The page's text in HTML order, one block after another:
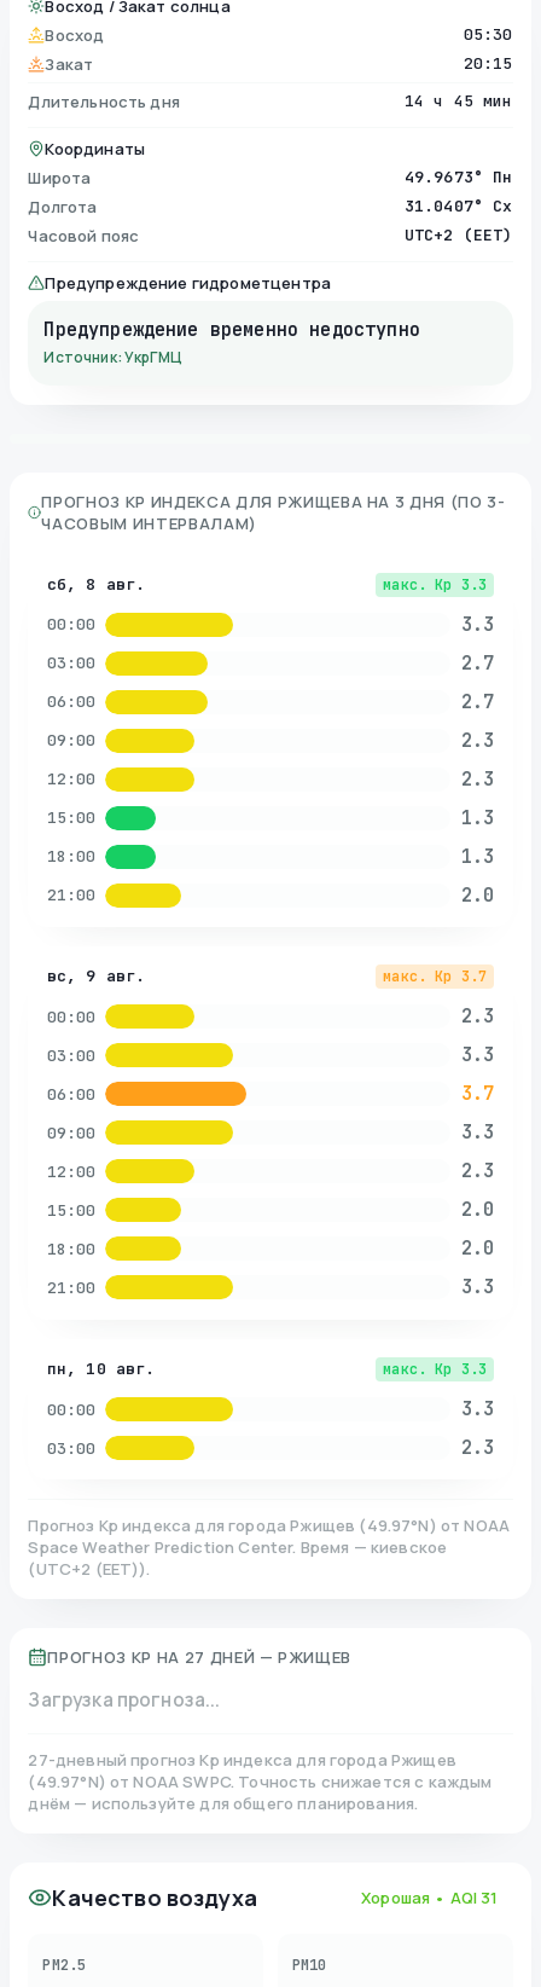
Восход / Закат солнца
Восход
05:30
Закат 20:15
Длительность дня 14 ч 45 мин
Координаты
Широта
49.9673° Пн
Долгота 31.0407° Сх
Часовой пояс UTC+2 (EET)
Предупреждение гидрометцентра
Предупреждение временно недоступно
Источник: УкрГМЦ
ПРОГНОЗ KP ИНДЕКСА ДЛЯ РЖИЩЕВА НА 3 ДНЯ (ПО 3-
ЧАСОВЫМ ИНТЕРВАЛАМ)
сб, 8 авг. макс. Kp 3.3
00:00 3.3
03:00 2.7
06:00 2.7
09:00 2.3
12:00 2.3
15:00 1.3
18:00 1.3
21:00 2.0
вс, 9 авг. макс. Kp 3.7
00:00 2.3
03:00 3.3
06:00 3.7
09:00 3.3
12:00 2.3
15:00 2.0
18:00 2.0
21:00 3.3
пн, 10 авг. макс. Kp 3.3
00:00 3.3
03:00 2.3
Прогноз Kp индекса для города Ржищев (49.97°N) от NOAA
Space Weather Prediction Center. Время — киевское
(UTC+2 (EET)).
ПРОГНОЗ KP НА 27 ДНЕЙ — РЖИЩЕВ
Загрузка прогноза...
27-дневный прогноз Kp индекса для города Ржищев
(49.97°N)от NOAA SWPC. Точность снижается с каждым
днём — используйте для общего планирования.
Качество воздуха Хорошая • AQI 31
PM2.5 PM10